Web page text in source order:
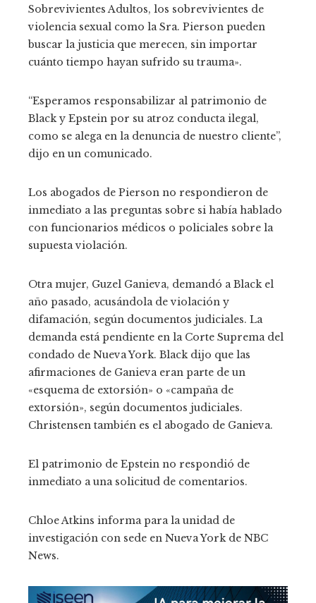
Sobrevivientes Adultos, los sobrevivientes de
violencia sexual como la Sra. Pierson pueden
buscar la justicia que merecen, sin importar
cuánto tiempo hayan sufrido su trauma».
“Esperamos responsabilizar al patrimonio de
Black y Epstein por su atroz conducta ilegal,
como se alega en la denuncia de nuestro cliente”,
dijo en un comunicado.
Los abogados de Pierson no respondieron de
inmediato a las preguntas sobre si había hablado
con funcionarios médicos o policiales sobre la
supuesta violación.
Otra mujer, Guzel Ganieva, demandó a Black el
año pasado, acusándola de violación y
difamación, según documentos judiciales. La
demanda está pendiente en la Corte Suprema del
condado de Nueva York. Black dijo que las
afirmaciones de Ganieva eran parte de un
«esquema de extorsión» o «campaña de
extorsión», según documentos judiciales.
Christensen también es el abogado de Ganieva.
El patrimonio de Epstein no respondió de
inmediato a una solicitud de comentarios.
Chloe Atkins informa para la unidad de
investigación con sede en Nueva York de NBC
News.